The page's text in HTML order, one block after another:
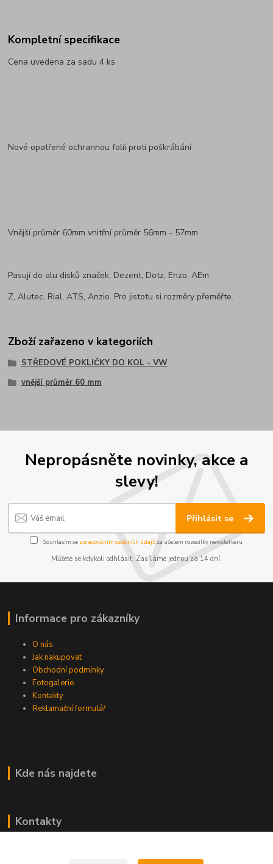
Kompletní specifikace
Cena uvedena za sadu 4 ks
Nové opatřené ochrannou folií proti poškrábání
Vnější průměr 60mm vnitřní průměr 56mm - 57mm
Pasují do alu disků značek: Dezent, Dotz, Enzo, AEm
Z, Alutec, Rial, ATS, Anzio. Pro jistotu si rozměry přeměřte.
Zboží zařazeno v kategoriích
STŘEDOVÉ POKLIČKY DO KOL - VW
vnější průměr 60 mm
Nepropásněte novinky, akce a
slevy!
Přihlásit se
Souhlasím se zpracováním osobních údajůza účelem rozesílky newsletteru.
Můžete se kdykoli odhlásit. Zasíláme jednou za 14 dní.
Informace pro zákazníky
O nás
Jak nakupovat
Obchodní podmínky
Fotogalerie
Kontakty
Reklamační formulář
Kde nás najdete
Kontakty
+420 605 009 688